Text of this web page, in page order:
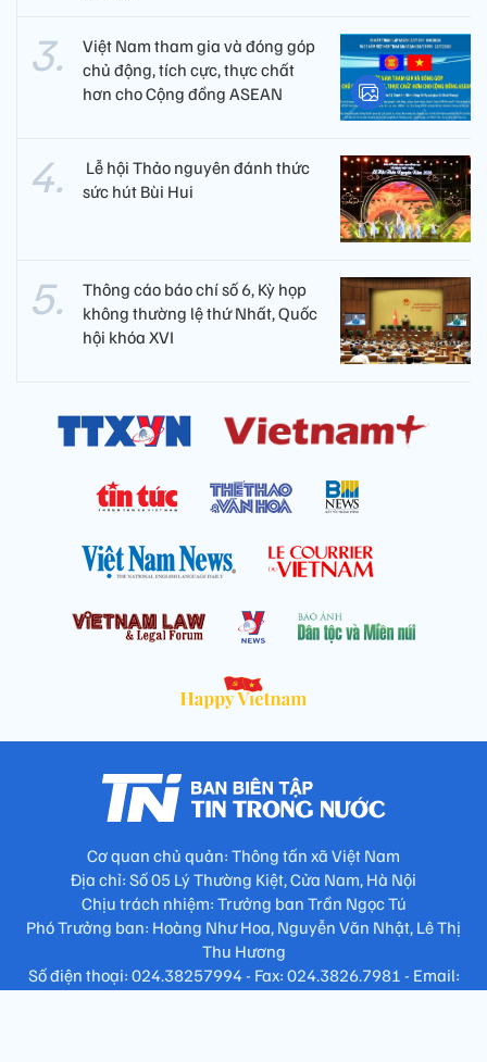
Việt Nam tham gia và đóng góp
chủ động, tích cực, thực chất
hơn cho Cộng đồng ASEAN
​ Lễ hội Thảo nguyên đánh thức
sức hút Bùi Hui
Thông cáo báo chí số 6, Kỳ họp
không thường lệ thứ Nhất, Quốc
hội khóa XVI
Cơ quan chủ quản: Thông tấn xã Việt Nam
Địa chỉ: Số 05 Lý Thường Kiệt, Cửa Nam, Hà Nội
Chịu trách nhiệm: Trưởng ban Trần Ngọc Tú
Phó Trưởng ban: Hoàng Như Hoa, Nguyễn Văn Nhật, Lê Thị
Thu Hương
Số điện thoại: 024.38257994 - Fax: 024.3826.7981 - Email: